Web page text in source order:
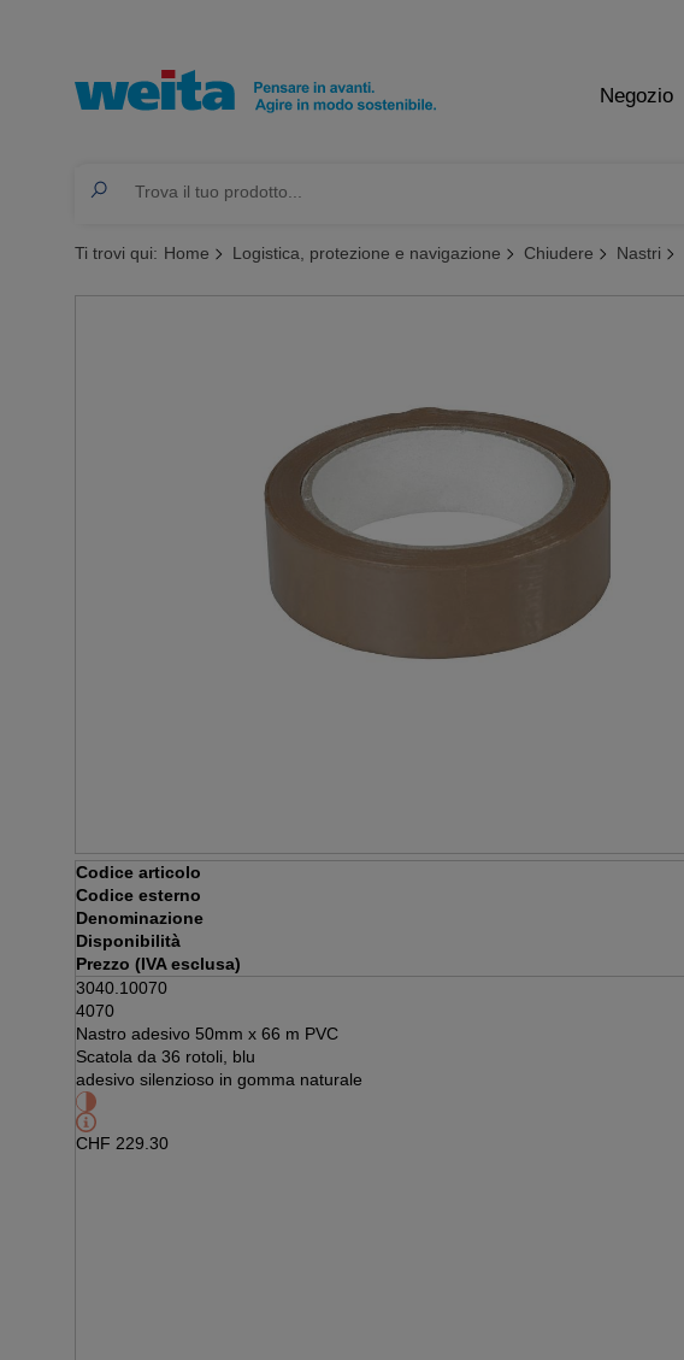
Negozio
Ti trovi qui: Home Logistica, protezione e navigazione Chiudere Nastri
Codice articolo
Codice esterno
Denominazione
Disponibilità
Prezzo (IVA esclusa)
3040.10070
4070
Nastro adesivo 50mm x 66 m PVC
Scatola da 36 rotoli, blu
adesivo silenzioso in gomma naturale
CHF 229.30